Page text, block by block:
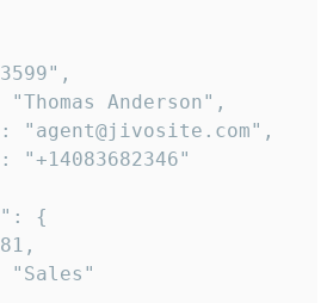
"Thomas Anderson",
"agent@jivosite.com",
"+14083682346"
{
"Sales"